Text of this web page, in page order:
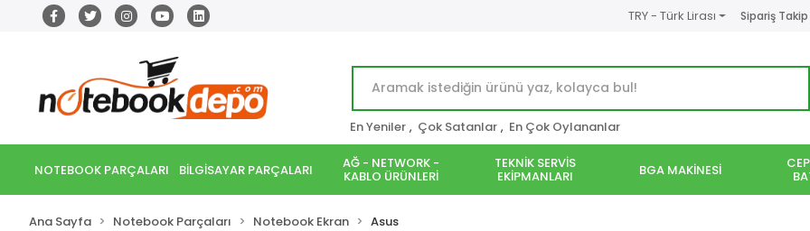
TRY - Türk Lirası Sipariş Takip
En Yeniler , Çok Satanlar , En Çok Oylananlar
NOTEBOOK PARÇALARI BİLGİSAYAR PARÇALARI AĞ - NETWORK -
KABLO ÜRÜNLERİ
TEKNİK SERVİS
EKİPMANLARI BGA MAKİNESİ
Ana Sayfa Notebook Parçaları Notebook Ekran Asus